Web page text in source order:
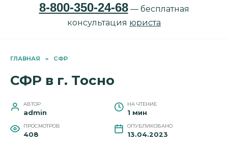
8-800-350-24-68— бесплатная
консультация юриста
ГЛАВНАЯ » СФР
СФР в г. Тосно
АВТОР
admin
НА ЧТЕНИЕ
1 мин
ПРОСМОТРОВ
408
ОПУБЛИКОВАНО
13.04.2023